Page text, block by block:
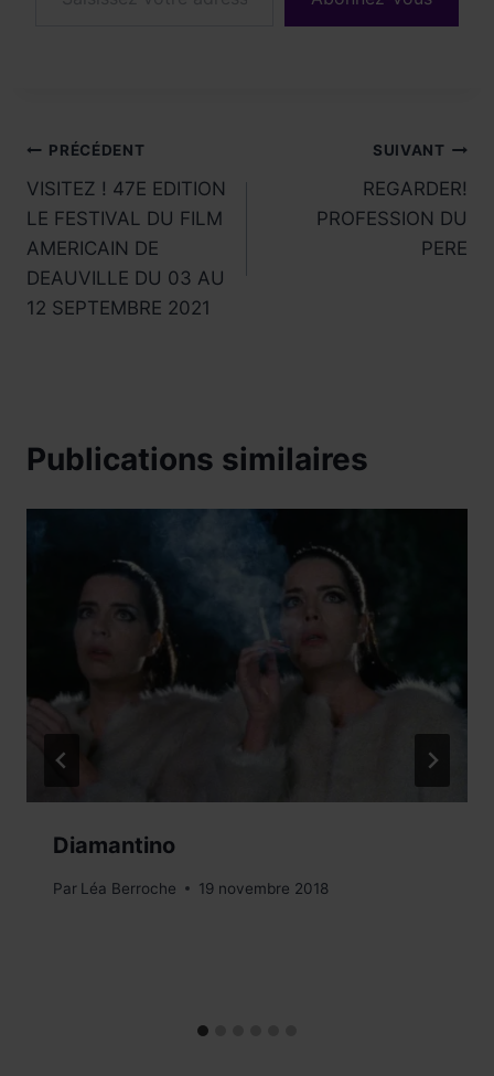
Navigation
de
l’article
PRÉCÉDENT
VISITEZ ! 47E EDITION
LE FESTIVAL DU FILM
AMERICAIN DE
DEAUVILLE DU 03 AU
12 SEPTEMBRE 2021
SUIVANT
REGARDER!
PROFESSION DU
PERE
Publications similaires
Diamantino
Par Léa Berroche 19 novembre 2018